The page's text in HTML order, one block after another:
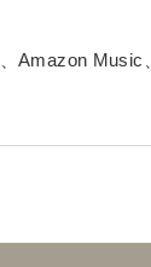
、Amazon Music、